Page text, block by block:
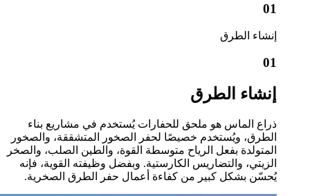
01
إنشاء الطرق
01
إنشاء الطرق
ذراع الماس هو ملحق للحفارات يُستخدم في مشاريع بناء
الطرق، ويُستخدم خصيصًا لحفر الصخور المتشققة، والصخور
المتولدة بفعل الرياح متوسطة القوة، والطين الصلب، والصخر
الزيتي، والتضاريس الكارستية. وبفضل وظيفته القوية، فإنه
يُحسّن بشكل كبير من كفاءة أعمال حفر الطرق الصخرية.